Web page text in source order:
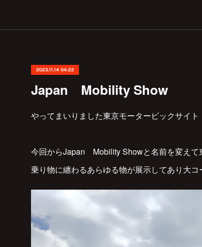
2023.11.14 04:22
Japan Mobility Show
やってまいりました東京モータービックサイ
今回からJapan Mobility Showと名前を変えて
乗り物に纏わるあらゆる物が展示してあり大コ